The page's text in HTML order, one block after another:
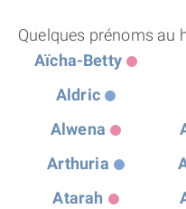
Quelques prénoms au
Aïcha-Betty
Aldric
Alwena
Arthuria
Atarah